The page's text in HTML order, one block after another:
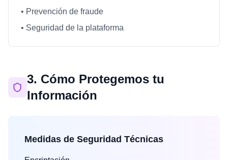
• Prevención de fraude
• Seguridad de la plataforma
3. Cómo Protegemos tu
Información
Medidas de Seguridad Técnicas